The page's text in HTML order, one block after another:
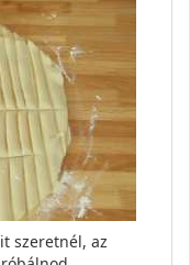
szeretnél, az